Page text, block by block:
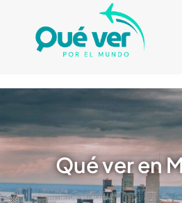
contenido
Qué ver en